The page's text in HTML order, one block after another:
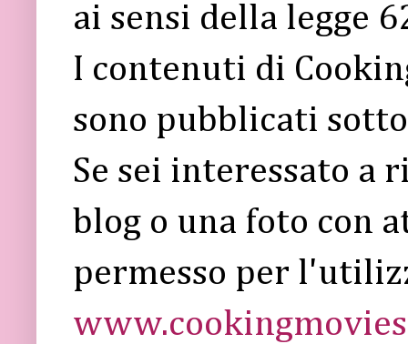
ai sensi della legge
I contenuti di
sono pubblicati
Se sei interessato a
blog o una foto con
permesso per